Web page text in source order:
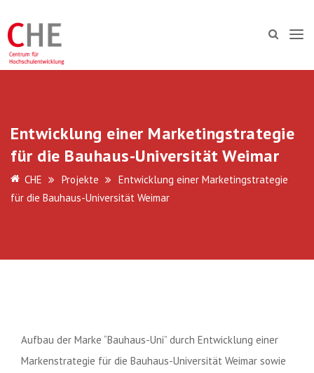
Entwicklung einer Marketingstrategie
für die Bauhaus-Universität Weimar
CHE Projekte
Entwicklung einer Marketingstrategie
für die Bauhaus-Universität Weimar
Aufbau der Marke “Bauhaus-Uni” durch Entwicklung einer
Markenstrategie für die Bauhaus-Universität Weimar sowie